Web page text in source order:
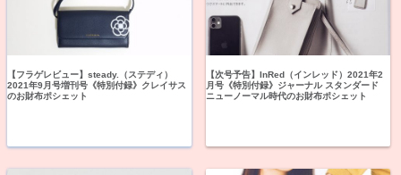
【フラゲレビュー】steady.（ステディ）
2021年9月号増刊号《特別付録》クレイサス
のお財布ポシェット
【次号予告】InRed（インレッド）2021年2
月号《特別付録》ジャーナル スタンダード
ニューノーマル時代のお財布ポシェット